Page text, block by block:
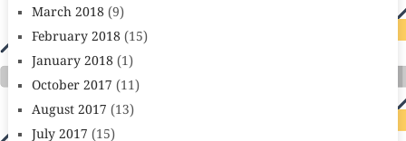
March 2018(9)
February 2018(15)
January 2018(1)
October 2017 (11)
August 2017 (13)
July 2017 (15)